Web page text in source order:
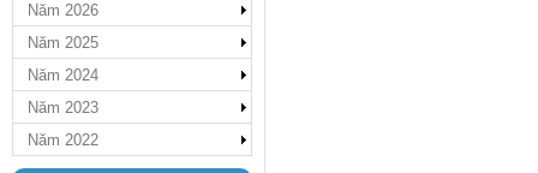
Năm 2026
Năm 2025
Năm 2024
Năm 2023
Năm 2022